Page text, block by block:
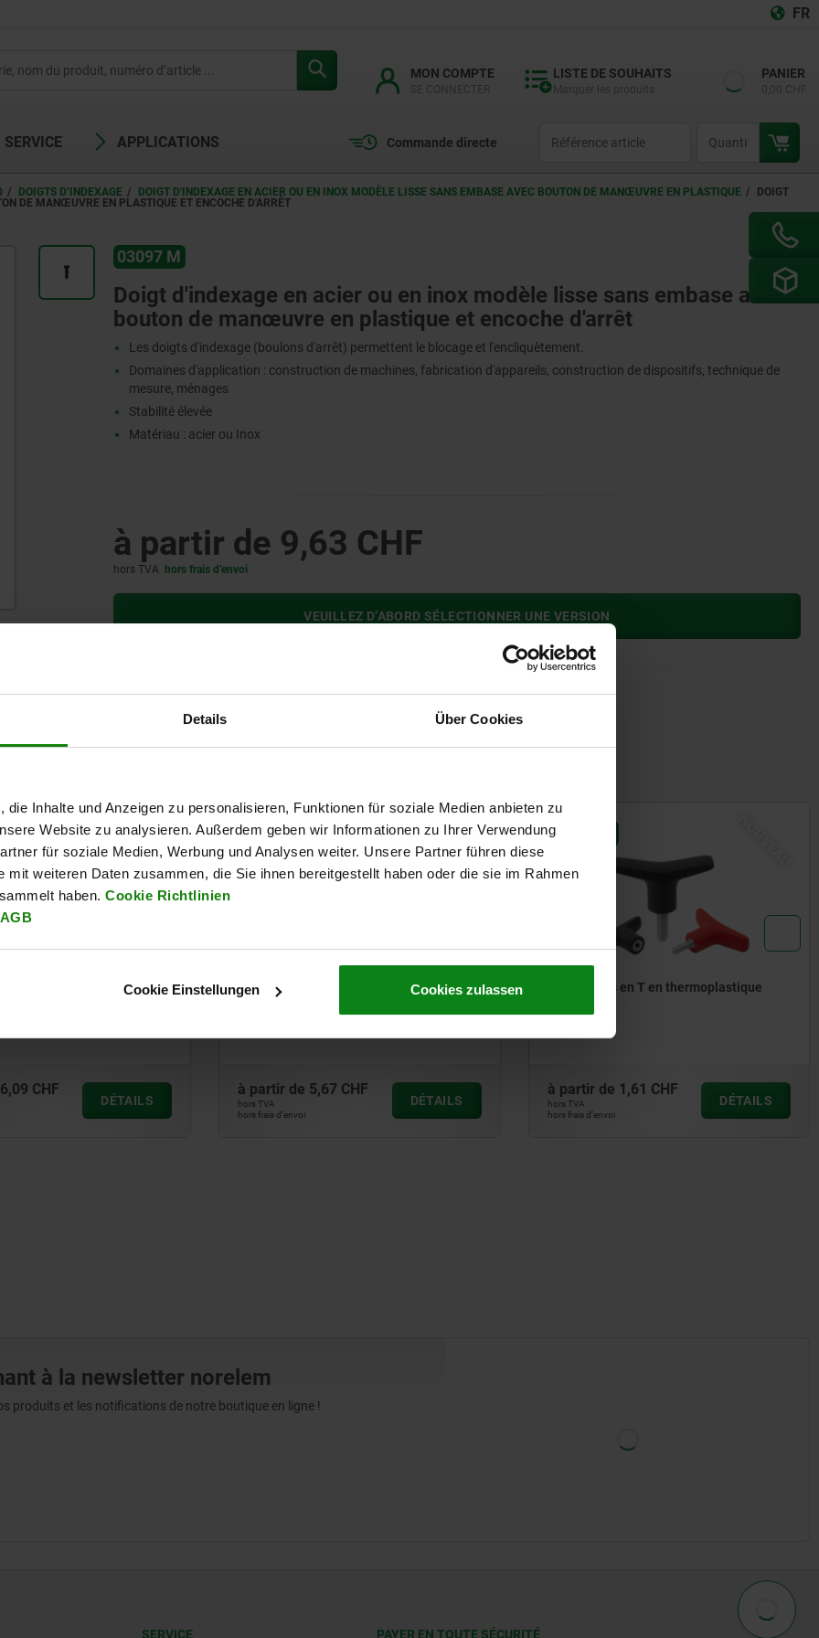
Details Über Cookies
die Inhalte und Anzeigen zu personalisieren, Funktionen für soziale Medien anbieten zu
Website zu analysieren. Außerdem geben wir Informationen zu Ihrer Verwendung
für soziale Medien, Werbung und Analysen weiter. Unsere Partner führen diese
mit weiteren Daten zusammen, die Sie ihnen bereitgestellt haben oder die sie im Rahmen
haben. Cookie Richtlinien
AGB
Cookie Einstellungen Cookies zulassen
FR
MON COMPTE LISTE DE SOUHAITS PANIER
SERVICE APPLICATIONS Commande directe
DOIGTS D’INDEXAGE DOIGT D'INDEXAGE EN ACIER OU EN INOX MODÈLE LISSE SANS EMBASE AVEC BOUTON DE MANŒUVRE EN PLASTIQUE
DOIGT
DE MANŒUVRE EN PLASTIQUE ET ENCOCHE D'ARRÊT
03097 M
Doigt d'indexage en acier ou en inox modèle lisse sans embase avec
bouton de manœuvre en plastique et encoche d'arrêt
Les doigts d'indexage (boulons d'arrêt) permettent le blocage et l'encliquètement.
Domaines d'application : construction de machines, fabrication d'appareils, construction de dispositifs, technique de
mesure, ménages
Stabilité élevée
Matériau : acier ou Inox
à partir de 9,63 CHF
hors TVA hors frais d’envoi
VEUILLEZ D’ABORD SÉLECTIONNER UNE VERSION
clients ont également acheté
NOUVEAU
en acier ou en inox
6,09 CHF
DÉTAILS
NOUVEAU
03092
Doigt d'indexage en acier ou en inox
à partir de 5,67 CHF
hors TVA
hors frais d’envoi
DÉTAILS
06648-05
Poignées en T en thermoplastique
à partir de 1,61 CHF
hors TVA
hors frais d’envoi
DÉTAILS
à la newsletter norelem
produits et les notifications de notre boutique en ligne !
SERVICE PAYER EN TOUTE SÉCURITÉ